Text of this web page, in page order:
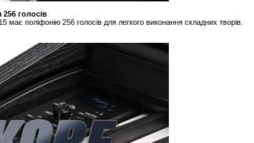
256 голосів
має поліфонію 256 голосів для легкого виконання складних творів.